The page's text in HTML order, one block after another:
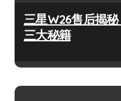
三星W26售后揭
三大秘籍